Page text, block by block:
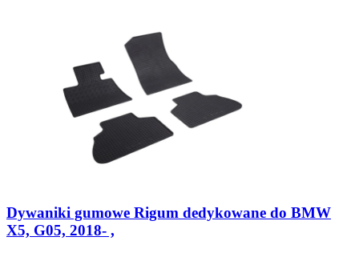
Dywaniki gumowe Rigum dedykowane do BMW
X5, G05, 2018- ,